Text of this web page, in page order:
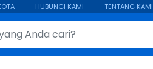
HUBUNGI KAMI TENTANG KAMI